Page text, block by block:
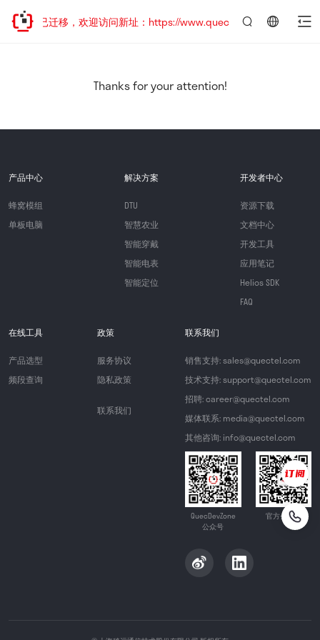
站地址已迁移，欢迎访问新址：https://www.quectel.com.cn
Thanks for your attention!
产品中心
蜂窝模组
单板电脑
解决方案
DTU
智慧农业
智能穿戴
智能电表
智能定位
开发者中心
资源下载
文档中心
开发工具
应用笔记
Helios SDK
FAQ
在线工具
产品选型
频段查询
政策
服务协议
隐私政策
联系我们
联系我们
销售支持: sales@quectel.com
技术支持: support@quectel.com
招聘: career@quectel.com
媒体联系: media@quectel.com
其他咨询: info@quectel.com
QuecDevZone
公众号
官方公众号